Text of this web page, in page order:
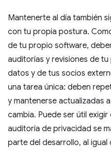
Mantenerte al día también
con tu propia postura.
de tu propio software,
auditorías y revisiones de
datos y de tus socios
una tarea única: deben
y mantenerse actualizadas
cambia. Puede ser útil
auditoría de privacidad se
parte del desarrollo, al